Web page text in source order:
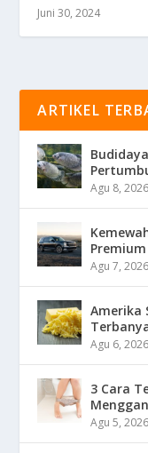
Juni 30, 2024
ARTIKEL
Agu 8, 2026
Agu 7, 2026
Amerika
Agu 6, 2026
3 Cara
Agu 5, 2026